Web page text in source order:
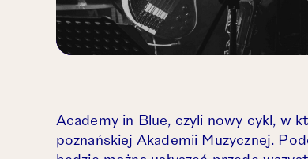
Academy in Blue, czyli nowy cykl, w
poznańskiej Akademii Muzycznej.